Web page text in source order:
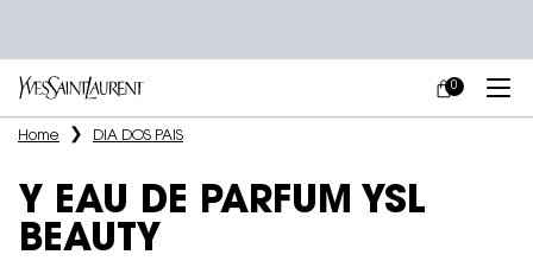
MEU
CARRINHO
0
0 PRODUCT IN
Main content
Home DIA DOS PAIS
Y EAU DE PARFUM YSL
BEAUTY